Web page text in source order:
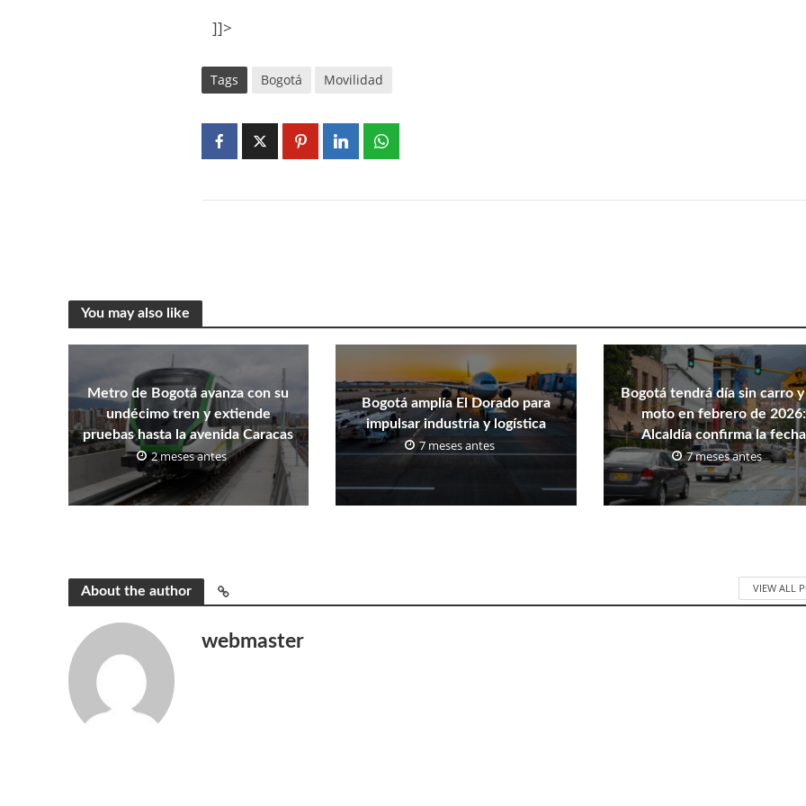
]]>
Tags Bogotá Movilidad
You may also like
Metro de Bogotá avanza con su
undécimo tren y extiende
pruebas hasta la avenida Caracas
2 meses antes
Bogotá amplía El Dorado para
impulsar industria y logística
7 meses antes
Bogotá tendrá día sin carro
moto en febrero de 2026:
Alcaldía confirma la fecha
7 meses antes
About the author VIEW ALL
webmaster